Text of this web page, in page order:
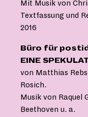
Mit Musik von
Textfassung und
2016
Büro für
EINE
von Matthias
Rosich.
Musik von Raquel
Beethoven u. a.